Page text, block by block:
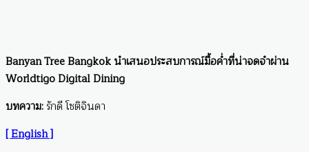
Banyan Tree Bangkok นำเสนอประสบการณ์มื้อค่ำที่น่าจดจำผ่าน
Worldtigo Digital Dining
บทความ:รักดี โชติจินดา
[ English ]